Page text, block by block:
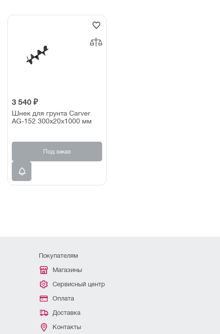
3 540 ₽
Шнек для грунта Carver
AG-152 300х20х1000 мм
Под заказ
Покупателям
Магазины
Сервисный центр
Оплата
Доставка
Контакты